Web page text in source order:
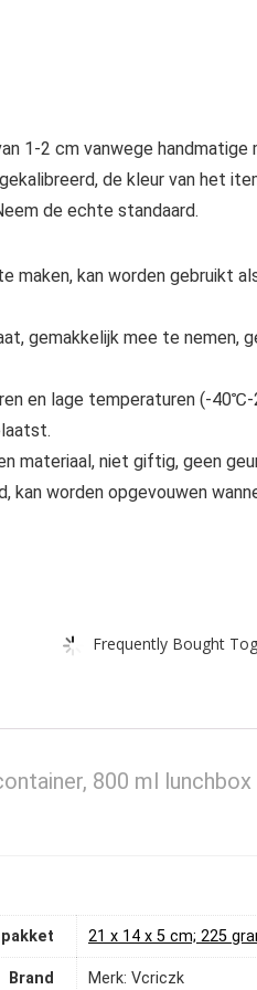
1-2 cm vanwege handmatige
de kleur van het
de echte standaard.
maken, kan worden gebruikt
gemakkelijk mee te nemen,
en lage temperaturen (-
materiaal, niet giftig, geen
kan worden opgevouwen
Frequently Bought
800 ml
‎21 x 14 x 5 cm; 225
Brand Merk: Vcriczk